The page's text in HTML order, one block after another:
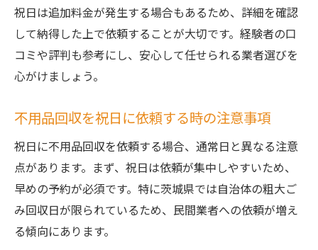
祝日は追加料金が発生する場合もあるため、詳細を確認
して納得した上で依頼することが大切です。経験者の口
コミや評判も参考にし、安心して任せられる業者選びを
心がけましょう。
不用品回収を祝日に依頼する時の注意事項
祝日に不用品回収を依頼する場合、通常日と異なる注意
点があります。まず、祝日は依頼が集中しやすいため、
早めの予約が必須です。特に茨城県では自治体の粗大ご
み回収日が限られているため、民間業者への依頼が増え
る傾向にあります。